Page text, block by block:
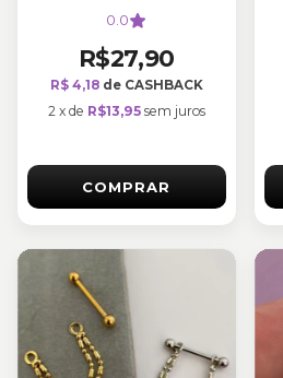
0.0
R$27,90
R$ 4,18de CASHBACK
2 x de R$13,95 sem juros
COMPRAR